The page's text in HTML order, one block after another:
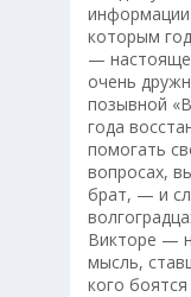
которым
—
очень
позывной
года
помогать
вопросах,
брат, — и
Викторе —
мысль,
кого боятся